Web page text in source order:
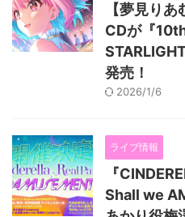
【夢見り
CDが『
発売！
2026/1/6
ライブ情報
『
Shall we